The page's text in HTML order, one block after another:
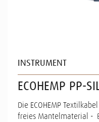
INSTRUMENT
ECOHEMP PP-
Die ECOHEMP
freies Mantelmaterial -